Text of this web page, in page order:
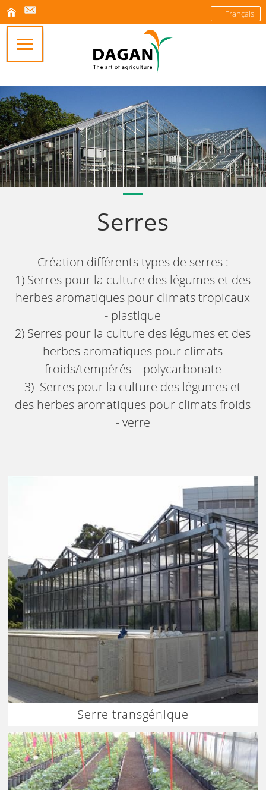
Français
Serres
Création différents types de serres :
1) Serres pour la culture des légumes et des
herbes aromatiques pour climats tropicaux
- plastique
2) Serres pour la culture des légumes et des
herbes aromatiques pour climats
froids/tempérés – polycarbonate
3) Serres pour la culture des légumes et
des herbes aromatiques pour climats froids
- verre
Serre transgénique